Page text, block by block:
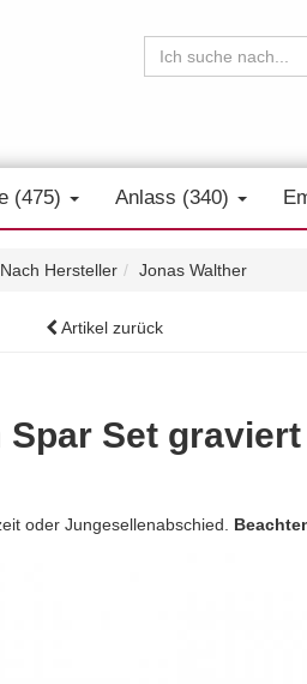
(475) Anlass (340)
Nach Hersteller Jonas Walther
Artikel zurück
Set
oder Jungesellenabschied.